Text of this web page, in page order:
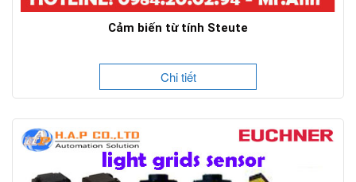
Cảm biến từ tính Steute
Chi tiết